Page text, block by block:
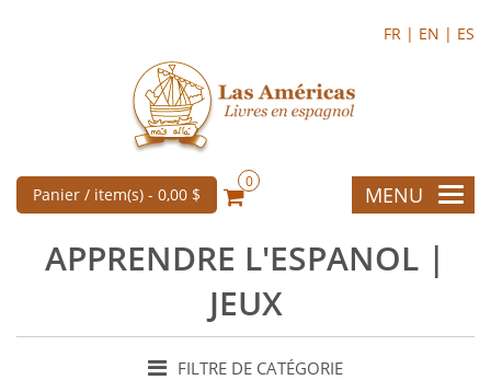
FR | EN | ES
Panier / item(s) - 0,00 $
0
MENU
APPRENDRE L'ESPANOL |
JEUX
FILTRE DE CATÉGORIE